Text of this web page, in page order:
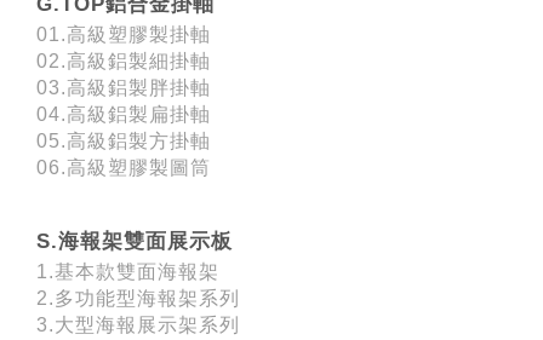
01.高級塑膠製掛軸
02.高級鋁製細掛軸
03.高級鋁製胖掛軸
04.高級鋁製扁掛軸
05.高級鋁製方掛軸
06.高級塑膠製圖筒
S.海報架雙面展示板
1.基本款雙面海報架
2.多功能型海報架系列
3.大型海報展示架系列